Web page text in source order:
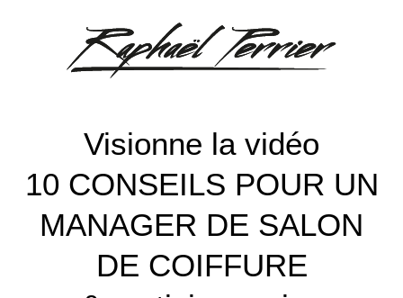
Visionne la vidéo
10 CONSEILS POUR UN
MANAGER DE SALON
DE COIFFURE